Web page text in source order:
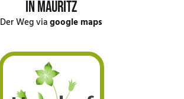
IN MAURITZ
Der Weg viagoogle maps